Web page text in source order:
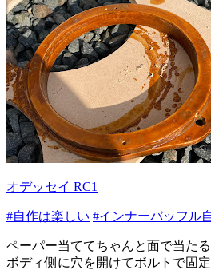
オデッセイ RC1
#自作は楽しい #インナーバッフル
ペーパー当ててちゃんと面で当た
ボディ側に穴を開けてボルトで固